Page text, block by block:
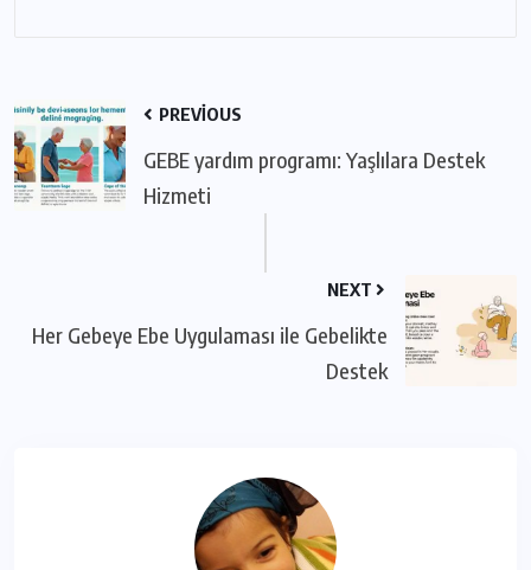
PREVIOUS
GEBE yardım programı: Yaşlılara Destek
Hizmeti
NEXT
Her Gebeye Ebe Uygulaması ile Gebelikte
Destek